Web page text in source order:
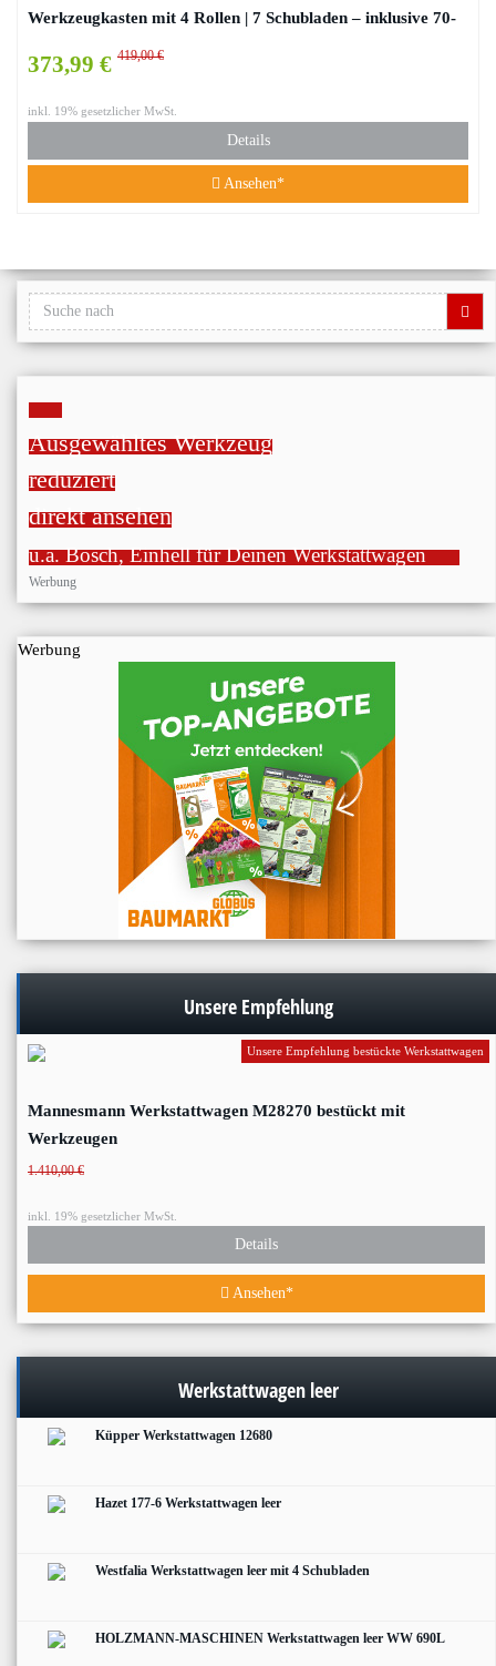
Werkzeugkasten mit 4 Rollen | 7 Schubladen – inklusive 70-
373,99 € 419,00 €
inkl. 19% gesetzlicher MwSt.
Details
Ansehen*
Ausgewähltes Werkzeug
reduziert
direkt ansehen
u.a. Bosch, Einhell für Deinen Werkstattwagen
Werbung
Werbung
Unsere Empfehlung
Unsere Empfehlung bestückte Werkstattwagen
Mannesmann Werkstattwagen M28270 bestückt mit
Werkzeugen
1.410,00 €
inkl. 19% gesetzlicher MwSt.
Details
Ansehen*
Werkstattwagen leer
Küpper Werkstattwagen 12680
Hazet 177-6 Werkstattwagen leer
Westfalia Werkstattwagen leer mit 4 Schubladen
HOLZMANN-MASCHINEN Werkstattwagen leer WW 690L